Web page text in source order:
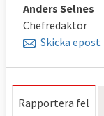
Anders Selnes
Chefredaktör
Skicka epost
Rapportera fel